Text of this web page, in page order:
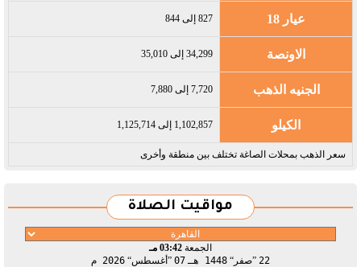
عيار 18 827 إلى 844
الاونصة 34,299 إلى 35,010
الجنيه الذهب 7,720 إلى 7,880
الكيلو 1,102,857 إلى 1,125,714
سعر الذهب بمحلات الصاغة تختلف بين منطقة وأخرى
مواقيت الصلاة
الجمعة 03:42 مـ
22
صفر 1448 هـ 07 أغسطس 2026 م